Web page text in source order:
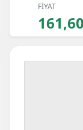
FİYAT
161,60